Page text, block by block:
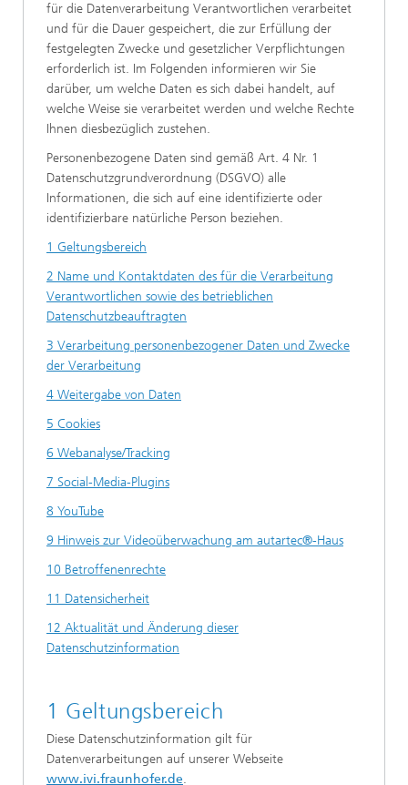
für die Datenverarbeitung Verantwortlichen verarbeitet
und für die Dauer gespeichert, die zur Erfüllung der
festgelegten Zwecke und gesetzlicher Verpflichtungen
erforderlich ist. Im Folgenden informieren wir Sie
darüber, um welche Daten es sich dabei handelt, auf
welche Weise sie verarbeitet werden und welche Rechte
Ihnen diesbezüglich zustehen.
Personenbezogene Daten sind gemäß Art. 4 Nr. 1
Datenschutzgrundverordnung (DSGVO) alle
Informationen, die sich auf eine identifizierte oder
identifizierbare natürliche Person beziehen.
1 Geltungsbereich
2 Name und Kontaktdaten des für die Verarbeitung
Verantwortlichen sowie des betrieblichen
Datenschutzbeauftragten
3 Verarbeitung personenbezogener Daten und Zwecke
der Verarbeitung
4 Weitergabe von Daten
5 Cookies
6 Webanalyse/Tracking
7 Social-Media-Plugins
8 YouTube
9 Hinweis zur Videoüberwachung am autartec®-Haus
10 Betroffenenrechte
11 Datensicherheit
12 Aktualität und Änderung dieser
Datenschutzinformation
1 Geltungsbereich
Diese Datenschutzinformation gilt für
Datenverarbeitungen auf unserer Webseite
www.ivi.fraunhofer.de.